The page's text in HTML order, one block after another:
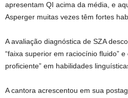
apresentam QI acima da média, e
Asperger muitas vezes têm fortes
A avaliação diagnóstica de SZA
“faixa superior em raciocínio fluido”
proficiente” em habilidades
A cantora acrescentou em sua